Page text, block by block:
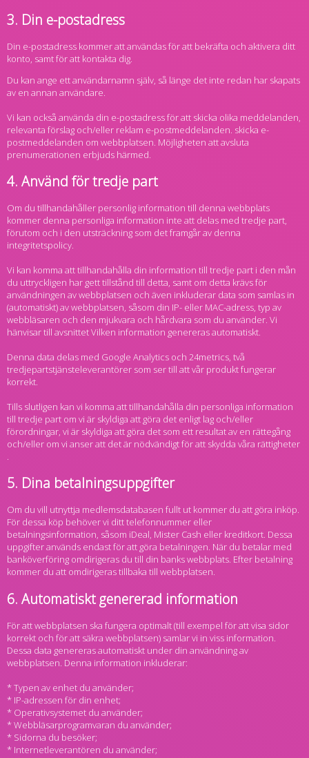
3. Din e-postadress
Din e-postadress kommer att användas för att bekräfta och aktivera ditt
konto, samt för att kontakta dig.
Du kan ange ett användarnamn själv, så länge det inte redan har skapats
av en annan användare.
Vi kan också använda din e-postadress för att skicka olika meddelanden,
relevanta förslag och/eller reklam e-postmeddelanden. skicka e-
postmeddelanden om webbplatsen. Möjligheten att avsluta
prenumerationen erbjuds härmed.
4. Använd för tredje part
Om du tillhandahåller personlig information till denna webbplats
kommer denna personliga information inte att delas med tredje part,
förutom och i den utsträckning som det framgår av denna
integritetspolicy.
Vi kan komma att tillhandahålla din information till tredje part i den mån
du uttryckligen har gett tillstånd till detta, samt om detta krävs för
användningen av webbplatsen och även inkluderar data som samlas in
(automatiskt) av webbplatsen, såsom din IP- eller MAC-adress, typ av
webbläsaren och den mjukvara och hårdvara som du använder. Vi
hänvisar till avsnittet Vilken information genereras automatiskt.
Denna data delas med Google Analytics och 24metrics, två
tredjepartstjänsteleverantörer som ser till att vår produkt fungerar
korrekt.
Tills slutligen kan vi komma att tillhandahålla din personliga information
till tredje part om vi är skyldiga att göra det enligt lag och/eller
förordningar, vi är skyldiga att göra det som ett resultat av en rättegång
och/eller om vi anser att det är nödvändigt för att skydda våra rättigheter
.
5. Dina betalningsuppgifter
Om du vill utnyttja medlemsdatabasen fullt ut kommer du att göra inköp.
För dessa köp behöver vi ditt telefonnummer eller
betalningsinformation, såsom iDeal, Mister Cash eller kreditkort. Dessa
uppgifter används endast för att göra betalningen. När du betalar med
banköverföring omdirigeras du till din banks webbplats. Efter betalning
kommer du att omdirigeras tillbaka till webbplatsen.
6. Automatiskt genererad information
För att webbplatsen ska fungera optimalt (till exempel för att visa sidor
korrekt och för att säkra webbplatsen) samlar vi in ​​viss information.
Dessa data genereras automatiskt under din användning av
webbplatsen. Denna information inkluderar:
* Typen av enhet du använder;
* IP-adressen för din enhet;
* Operativsystemet du använder;
* Webbläsarprogramvaran du använder;
* Sidorna du besöker;
* Internetleverantören du använder;